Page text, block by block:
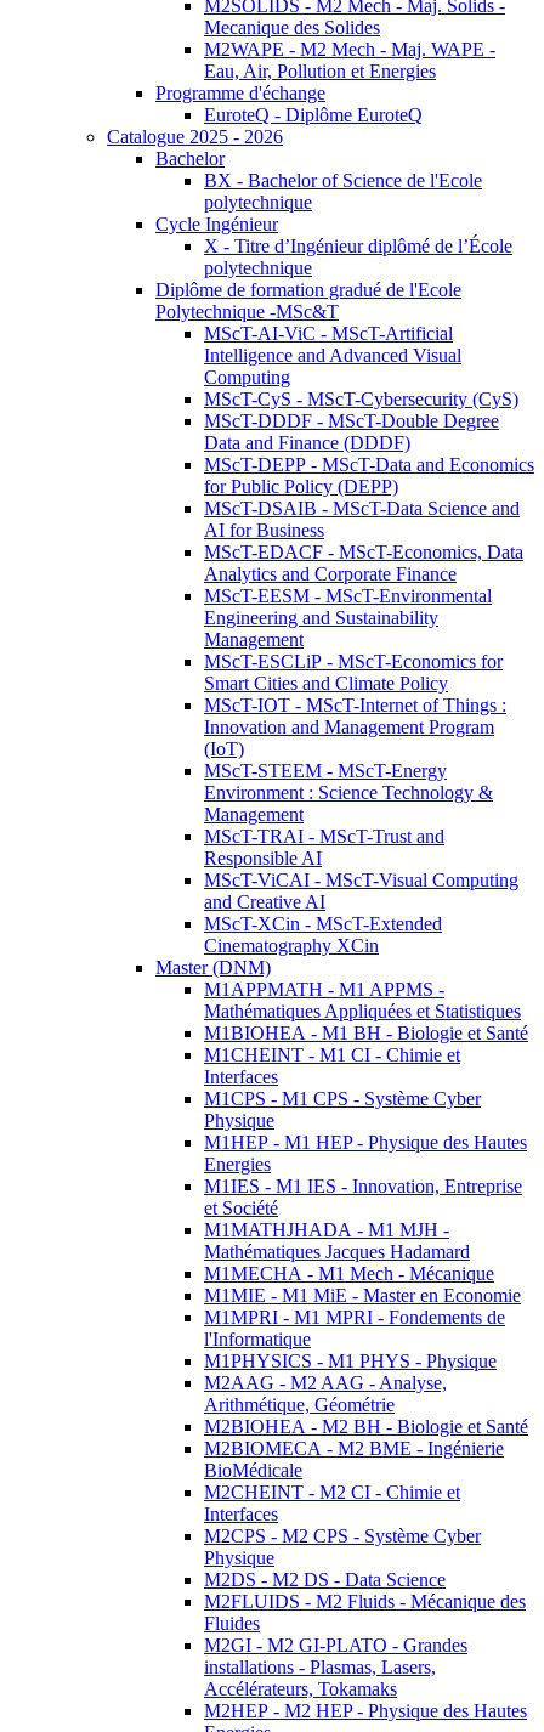
M2SOLIDS - M2 Mech - Maj. Solids -
Mecanique des Solides
M2WAPE - M2 Mech - Maj. WAPE -
Eau, Air, Pollution et Energies
Programme d'échange
EuroteQ - Diplôme EuroteQ
Catalogue 2025 - 2026
Bachelor
BX - Bachelor of Science de l'Ecole
polytechnique
Cycle Ingénieur
X - Titre d’Ingénieur diplômé de l’École
polytechnique
Diplôme de formation gradué de l'Ecole
Polytechnique -MSc&T
MScT-AI-ViC - MScT-Artificial
Intelligence and Advanced Visual
Computing
MScT-CyS - MScT-Cybersecurity (CyS)
MScT-DDDF - MScT-Double Degree
Data and Finance (DDDF)
MScT-DEPP - MScT-Data and Economics
for Public Policy (DEPP)
MScT-DSAIB - MScT-Data Science and
AI for Business
MScT-EDACF - MScT-Economics, Data
Analytics and Corporate Finance
MScT-EESM - MScT-Environmental
Engineering and Sustainability
Management
MScT-ESCLiP - MScT-Economics for
Smart Cities and Climate Policy
MScT-IOT - MScT-Internet of Things :
Innovation and Management Program
(IoT)
MScT-STEEM - MScT-Energy
Environment : Science Technology &
Management
MScT-TRAI - MScT-Trust and
Responsible AI
MScT-ViCAI - MScT-Visual Computing
and Creative AI
MScT-XCin - MScT-Extended
Cinematography XCin
Master (DNM)
M1APPMATH - M1 APPMS -
Mathématiques Appliquées et Statistiques
M1BIOHEA - M1 BH - Biologie et Santé
M1CHEINT - M1 CI - Chimie et
Interfaces
M1CPS - M1 CPS - Système Cyber
Physique
M1HEP - M1 HEP - Physique des Hautes
Energies
M1IES - M1 IES - Innovation, Entreprise
et Société
M1MATHJHADA - M1 MJH -
Mathématiques Jacques Hadamard
M1MECHA - M1 Mech - Mécanique
M1MIE - M1 MiE - Master en Economie
M1MPRI - M1 MPRI - Fondements de
l'Informatique
M1PHYSICS - M1 PHYS - Physique
M2AAG - M2 AAG - Analyse,
Arithmétique, Géométrie
M2BIOHEA - M2 BH - Biologie et Santé
M2BIOMECA - M2 BME - Ingénierie
BioMédicale
M2CHEINT - M2 CI - Chimie et
Interfaces
M2CPS - M2 CPS - Système Cyber
Physique
M2DS - M2 DS - Data Science
M2FLUIDS - M2 Fluids - Mécanique des
Fluides
M2GI - M2 GI-PLATO - Grandes
installations - Plasmas, Lasers,
Accélérateurs, Tokamaks
M2HEP - M2 HEP - Physique des Hautes